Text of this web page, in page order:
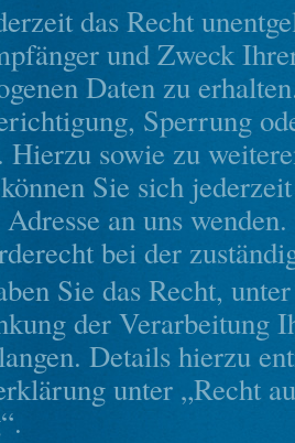
das Recht
und Zweck
Daten zu
Sperrung
Hierzu sowie zu
Sie sich
Adresse an uns
bei der
Sie das Recht,
der Verarbeitung
Details hierzu
unter „Recht